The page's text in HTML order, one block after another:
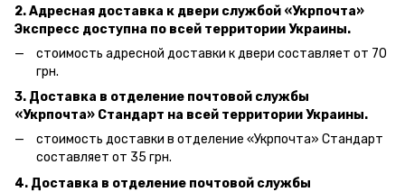
2. Адресная доставка к двери службой «Укрпочта»
Экспресс доступна по всей территории Украины.
стоимость адресной доставки к двери составляет от 70
грн.
3. Доставка в отделение почтовой службы
«Укрпочта» Стандарт на всей территории Украины.
стоимость доставки в отделение «Укрпочта» Стандарт
составляет от 35 грн.
4. Доставка в отделение почтовой службы